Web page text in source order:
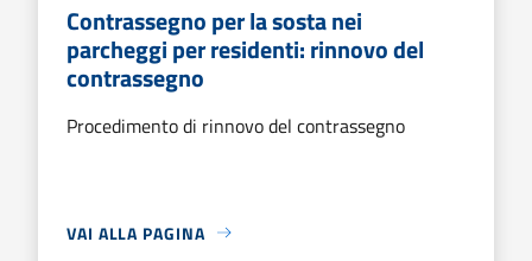
Contrassegno per la sosta nei
parcheggi per residenti: rinnovo del
contrassegno
Procedimento di rinnovo del contrassegno
VAI ALLA PAGINA